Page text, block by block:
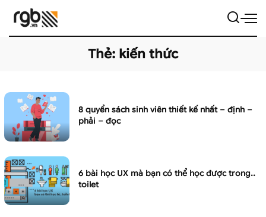
Thẻ: kiến thức
8 quyển sách sinh viên thiết kế nhất – định –
phải – đọc
6 bài học UX mà bạn có thể học được trong..
toilet